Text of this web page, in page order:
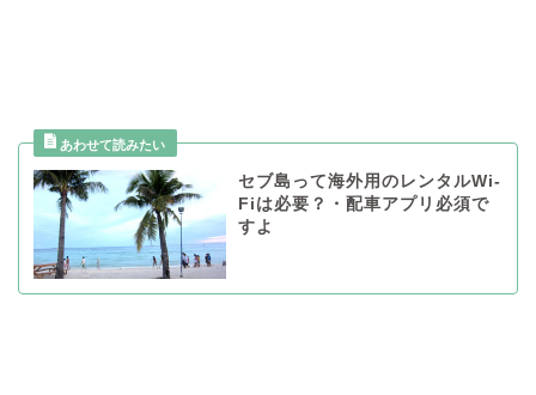
セブ島って海外用のレンタルWi-
Fiは必要？・配車アプリ必須で
すよ